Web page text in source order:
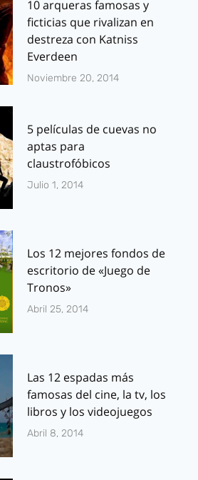
10 arqueras famosas y
ficticias que rivalizan en
destreza con Katniss
Everdeen
Noviembre 20, 2014
5 películas de cuevas no
aptas para
claustrofóbicos
Julio 1, 2014
Los 12 mejores fondos de
escritorio de «Juego de
Tronos»
Abril 25, 2014
Las 12 espadas más
famosas del cine, la tv, los
libros y los videojuegos
Abril 8, 2014